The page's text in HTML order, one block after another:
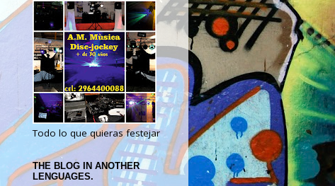
Todo lo que quieras festejar
THE BLOG IN ANOTHER
LENGUAGES.